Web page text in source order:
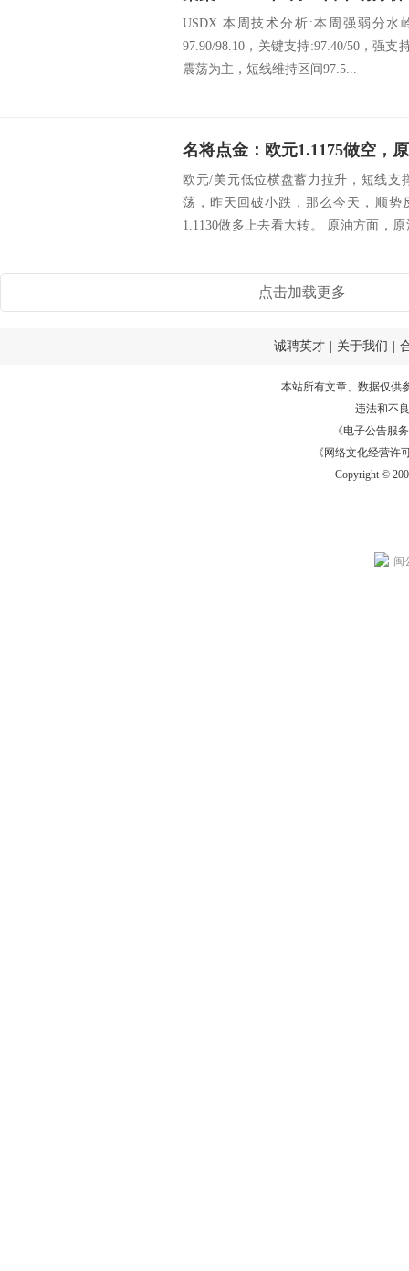
USDX 本周技术分析:本周强弱分水
97.90/98.10，关键支持:97.40/50，强支
震荡为主，短线维持区间97.5...
名将点金：欧元1.1175做空，
欧元/美元低位横盘蓄力拉升，短线支
荡，昨天回破小跌，那么今天，顺势
1.1130做多上去看大转。 原油方面，
点击加载更多
诚聘英才 关于我们
本站所有文章、数据仅供
违法和不
《电子公告服务
《网络文化经营许
Copyright ©
闽